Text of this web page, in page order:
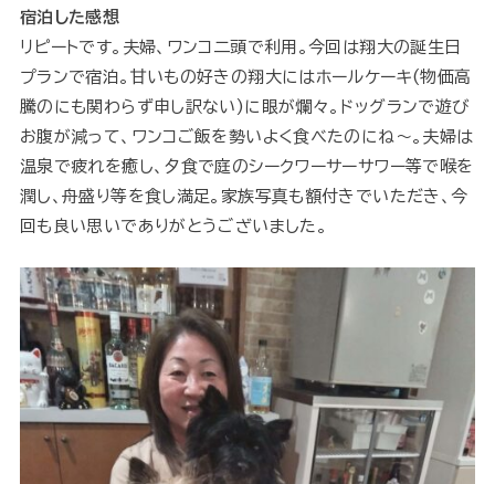
宿泊した感想
リピートです。夫婦、ワンコ二頭で利用。今回は翔大の誕生日
プランで宿泊。甘いもの好きの翔大にはホールケーキ(物価高
騰のにも関わらず申し訳ない)に眼が爛々。ドッグランで遊び
お腹が減って、ワンコご飯を勢いよく食べたのにね～。夫婦は
温泉で疲れを癒し、夕食で庭のシークワーサーサワー等で喉を
潤し、舟盛り等を食し満足。家族写真も額付きでいただき、今
回も良い思いでありがとうございました。